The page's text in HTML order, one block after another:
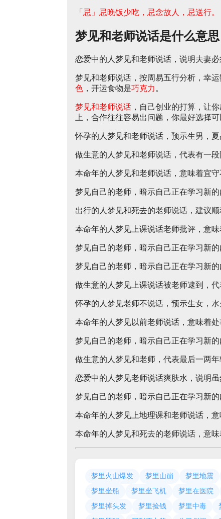
「忌」忌晚饭少吃，忌念故人，忌送行。
梦见和老师说话是什么意思
恋爱中的人梦见和老师说话，说明夫妻必
梦见和老师说话，按周易五行分析，幸运
色 ，开运食物是巧克力 。
梦见和老师说话 ，自己创业的打算，让
上，合作往往容易出问题，你最好选择
怀孕的人梦见和老师说话，预示生男，夏
做生意的人梦见和老师说话，代表有一
本命年的人梦见和老师说话，意味着宜
梦见自己的老师，暗示自己正在学习新
出行的人梦见和死去的老师说话，建议顺
本命年的人梦见上课说话老师批评，意
梦见自己的老师，暗示自己正在学习新
梦见自己的老师，暗示自己正在学习新
做生意的人梦见上课说话被老师逮到，
怀孕的人梦见老师不说话，预示生女，水
本命年的人梦见以前老师说话，意味着
梦见自己的老师，暗示自己正在学习新
做生意的人梦见和老师，代表最后一两年
恋爱中的人梦见老师说话爽肤水，说明
梦见自己的老师，暗示自己正在学习新
本命年的人梦见上地理课和老师说话，
本命年的人梦见和死去的老师说话，意
梦里火山爆发 梦里山崩 梦里地震
梦里坐船
梦里坐飞机 梦里在医院
梦里掉头发
梦里捡钱 梦里中毒